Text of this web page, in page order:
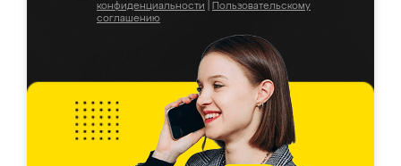
конфиденциальности
Пользовательскому
соглашению